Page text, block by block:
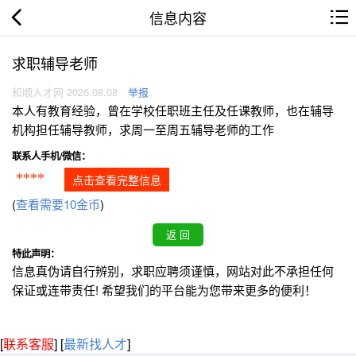
信息内容
求职辅导老师
和顺人才网 2026.08.08 举报
本人有教育经验，曾在学校任职班主任及任课教师，也在辅导
机构担任辅导教师，求周一至周五辅导老师的工作
联系人手机/微信：
**** 点击查看完整信息
(查看需要10金币)
特此声明：
信息真伪请自行辨别，求职应聘须谨慎，网站对此不承担任何
保证或连带责任! 希望我们的平台能为您带来更多的便利！
[联系客服] [最新找人才]